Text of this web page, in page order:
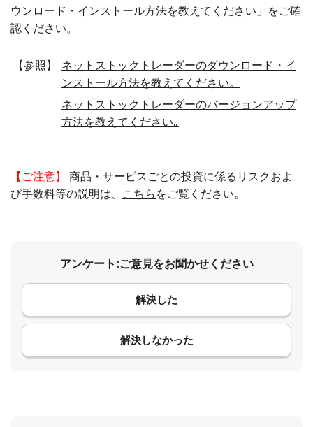
ウンロード・インストール方法を教えてください」をご確
認ください。
【参照】
ネットストックトレーダーのダウンロード・イ
ンストール方法を教えてください。
ネットストックトレーダーのバージョンアップ
方法を教えてください｡
【ご注意】
商品・サービスごとの投資に係るリスクおよ
び手数料等の説明は、
こちら をご覧ください。
アンケート:ご意見をお聞かせください
解決した
解決しなかった
コメント